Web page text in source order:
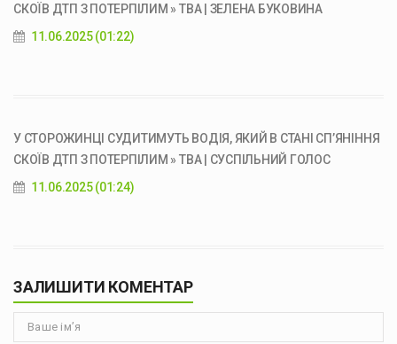
СКОЇВ ДТП З ПОТЕРПІЛИМ » ТВА | ЗЕЛЕНА БУКОВИНА
11.06.2025 (01:22)
У СТОРОЖИНЦІ СУДИТИМУТЬ ВОДІЯ, ЯКИЙ В СТАНІ СП’ЯНІННЯ
СКОЇВ ДТП З ПОТЕРПІЛИМ » ТВА | СУСПІЛЬНИЙ ГОЛОС
11.06.2025 (01:24)
ЗАЛИШИТИ КОМЕНТАР